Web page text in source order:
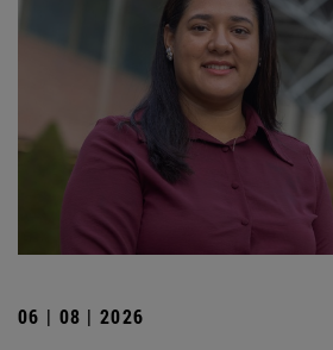
06 | 08 | 2026